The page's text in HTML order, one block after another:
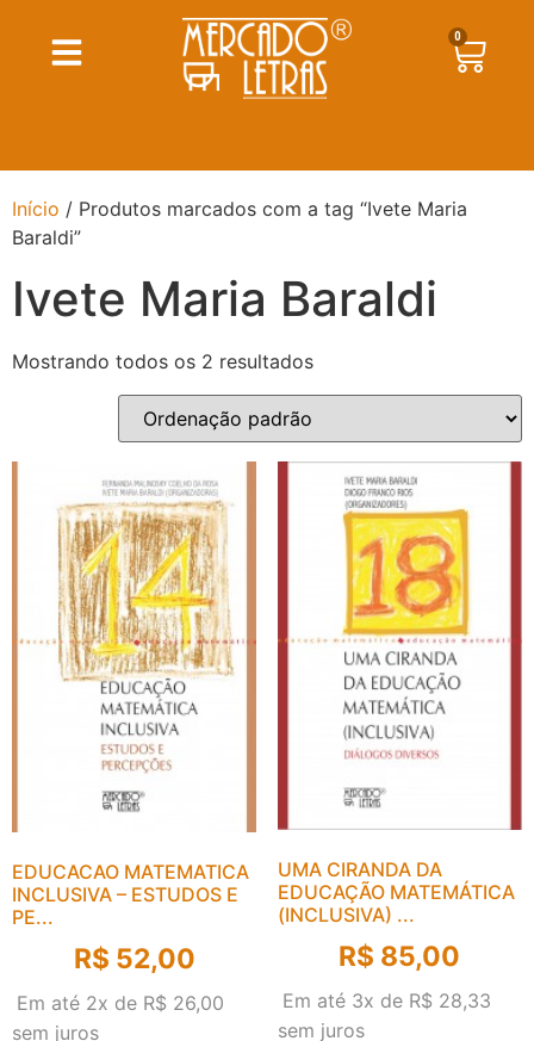
0
Início / Produtos marcados com a tag “Ivete Maria
Baraldi”
Ivete Maria Baraldi
Mostrando todos os 2 resultados
EDUCACAO MATEMATICA
INCLUSIVA – ESTUDOS E
PE...
R$ 52,00
Em até 2x de R$ 26,00
sem juros
UMA CIRANDA DA
EDUCAÇÃO MATEMÁTICA
(INCLUSIVA) ...
R$ 85,00
Em até 3x de R$ 28,33
sem juros